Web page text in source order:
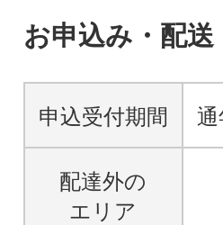
お申込み・配送
申込受付期間 通
配達外の
エリア